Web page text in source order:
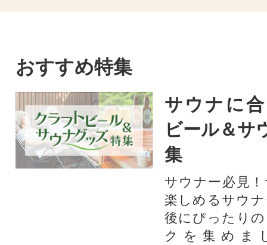
おすすめ特集
サウナに
ビール＆サ
集
サウナー必見
楽しめるサウ
後にぴったり
クを集めま